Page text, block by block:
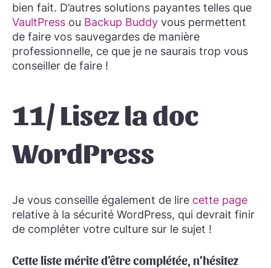
bien fait. D’autres solutions payantes telles que
VaultPress ou Backup Buddy vous permettent
de faire vos sauvegardes de manière
professionnelle, ce que je ne saurais trop vous
conseiller de faire !
11/ Lisez la doc
WordPress
Je vous conseille également de lire cette page
relative à la sécurité WordPress, qui devrait finir
de compléter votre culture sur le sujet !
Cette liste mérite d’être complétée, n’hésitez